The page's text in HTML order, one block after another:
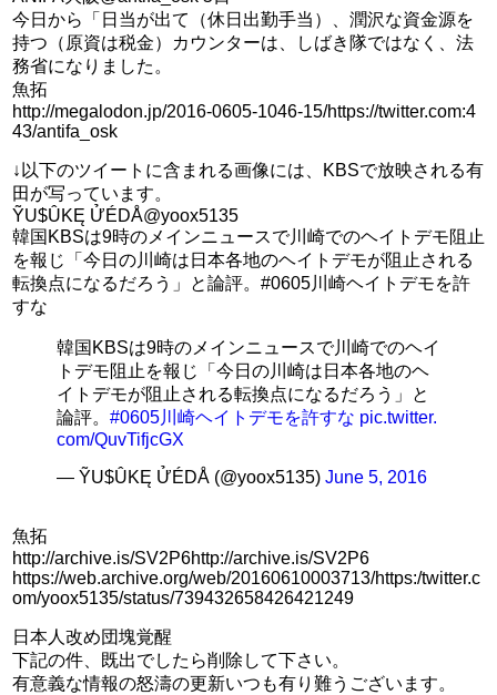
今日から「日当が出て（休日出勤手当）、潤沢な資金源を
持つ（原資は税金）カウンターは、しばき隊ではなく、法
務省になりました。
魚拓
http://megalodon.jp/2016-0605-1046-15/https://twitter.com:4
43/antifa_osk
↓以下のツイートに含まれる画像には、KBSで放映される有
田が写っています。
ỸU$ÛKĘ ỬÉDÅ‏@yoox5135
韓国KBSは9時のメインニュースで川崎でのヘイトデモ阻止
を報じ「今日の川崎は日本各地のヘイトデモが阻止される
転換点になるだろう」と論評。#0605川崎ヘイトデモを許
すな
韓国KBSは9時のメインニュースで川崎でのヘイ
トデモ阻止を報じ「今日の川崎は日本各地のヘ
イトデモが阻止される転換点になるだろう」と
論評。 #0605川崎ヘイトデモを許すな pic.twitter.
com/QuvTifjcGX
— ỸU$ÛKĘ ỬÉDÅ (@yoox5135) June 5, 2016
魚拓
http://archive.is/SV2P6http://archive.is/SV2P6
https://web.archive.org/web/20160610003713/https:/twitter.c
om/yoox5135/status/739432658426421249
日本人改め団塊覚醒
下記の件、既出でしたら削除して下さい。
有意義な情報の怒濤の更新いつも有り難うございます。